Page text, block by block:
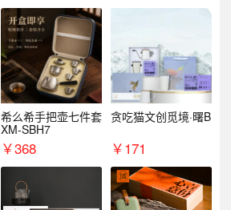
希么希手把壶七件套
XM-SBH7
￥368
贪吃猫文创觅境·曙B
￥171